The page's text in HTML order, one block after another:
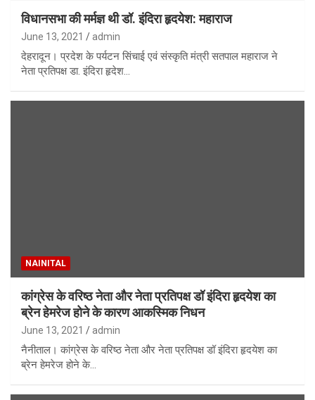
विधानसभा की मर्मज्ञ थी डॉ. इंदिरा हृदयेश: महाराज
June 13, 2021 admin
देहरादून। प्रदेश के पर्यटन सिंचाई एवं संस्कृति मंत्री सतपाल महाराज ने
नेता प्रतिपक्ष डा. इंदिरा हृदेश…
NAINITAL
कांग्रेस के वरिष्ठ नेता और नेता प्रतिपक्ष डॉ इंदिरा हृदयेश का
ब्रेन हेमरेज होने के कारण आकस्मिक निधन
June 13, 2021 admin
नैनीताल। कांग्रेस के वरिष्ठ नेता और नेता प्रतिपक्ष डॉ इंदिरा हृदयेश का
ब्रेन हेमरेज होने के…